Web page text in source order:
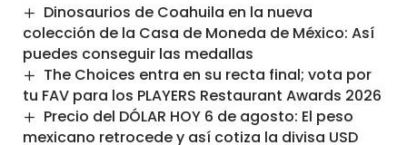
Dinosaurios de Coahuila en la nueva
colección de la Casa de Moneda de México: Así
puedes conseguir las medallas
The Choices entra en su recta final; vota por
tu FAV para los PLAYERS Restaurant Awards 2026
Precio del DÓLAR HOY 6 de agosto: El peso
mexicano retrocede y así cotiza la divisa USD